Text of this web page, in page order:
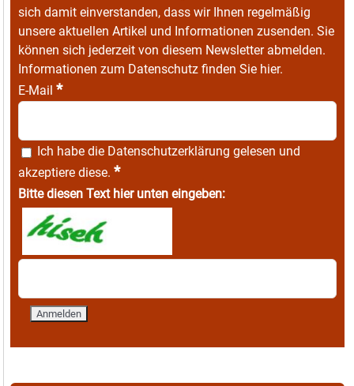
sich damit einverstanden, dass wir Ihnen regelmäßig
unsere aktuellen Artikel und Informationen zusenden. Sie
können sich jederzeit von diesem Newsletter abmelden.
Informationen zum Datenschutz finden Sie hier.
E-Mail *
Ich habe die Datenschutzerklärung gelesen und
akzeptiere diese. *
Bitte diesen Text hier unten eingeben: